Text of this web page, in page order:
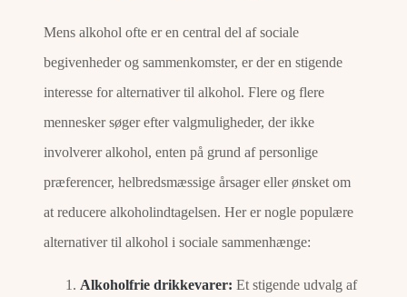
Mens alkohol ofte er en central del af sociale
begivenheder og sammenkomster, er der en stigende
interesse for alternativer til alkohol. Flere og flere
mennesker søger efter valgmuligheder, der ikke
involverer alkohol, enten på grund af personlige
præferencer, helbredsmæssige årsager eller ønsket om
at reducere alkoholindtagelsen. Her er nogle populære
alternativer til alkohol i sociale sammenhænge:
Alkoholfrie drikkevarer: Et stigende udvalg af